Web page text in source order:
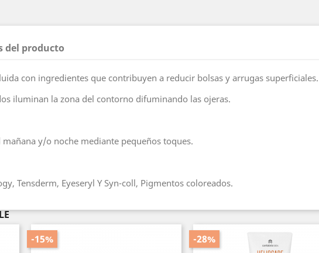
del producto
con ingredientes que contribuyen a reducir bolsas y arrugas
iluminan la zona del contorno difuminando las ojeras.
y/o noche mediante pequeños toques.
Tensderm, Eyeseryl Y Syn-coll, Pigmentos coloreados.
-15% -28%